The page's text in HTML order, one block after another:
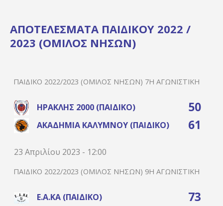
ΑΠΟΤΕΛΕΣΜΑΤΑ ΠΑΙΔΙΚΟΥ 2022 /
2023 (ΟΜΙΛΟΣ ΝΗΣΩΝ)
ΠΑΙΔΙΚΌ 2022/2023 (ΌΜΙΛΟΣ ΝΉΣΩΝ) 7Η ΑΓΩΝΙΣΤΙΚΉ
ΗΡΑΚΛΉΣ 2000 (ΠΑΙΔΙΚΌ) 50
ΑΚΑΔΗΜΊΑ ΚΑΛΎΜΝΟΥ (ΠΑΙΔΙΚΌ) 61
23 Απριλίου 2023 - 12:00
ΠΑΙΔΙΚΌ 2022/2023 (ΌΜΙΛΟΣ ΝΉΣΩΝ) 9Η ΑΓΩΝΙΣΤΙΚΉ
Ε.Α.ΚΑ (ΠΑΙΔΙΚΌ) 73